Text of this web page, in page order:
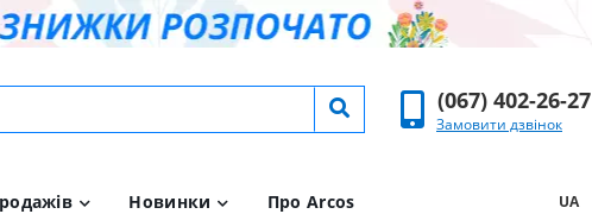
(067) 402-26-27
Замовити дзвінок
Новинки Про Arcos UA